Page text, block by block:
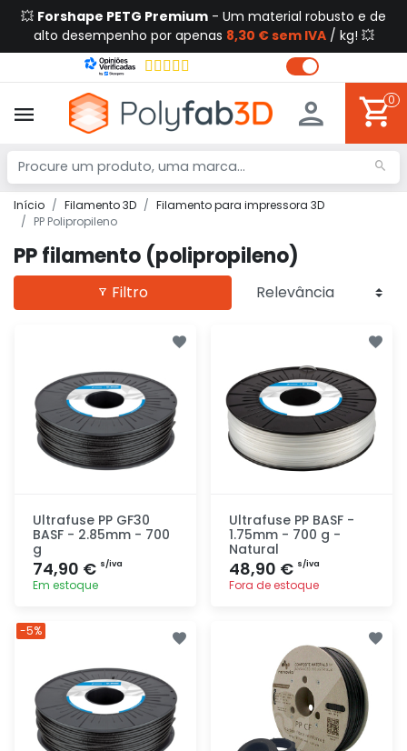
💥 Forshape PETG Premium - Um material robusto e de
alto desempenho por apenas 8,30 € sem IVA/ kg! 💥
0
Início Filamento 3D
Filamento para impressora 3D
PP Polipropileno
PP filamento (polipropileno)
Filtro
Ultrafuse PP GF30
BASF - 2.85mm - 700
g
74,90 € s/iva
Em estoque
Ultrafuse PP BASF -
1.75mm - 700 g -
Natural
48,90 € s/iva
Fora de estoque
rapidamente
-5%